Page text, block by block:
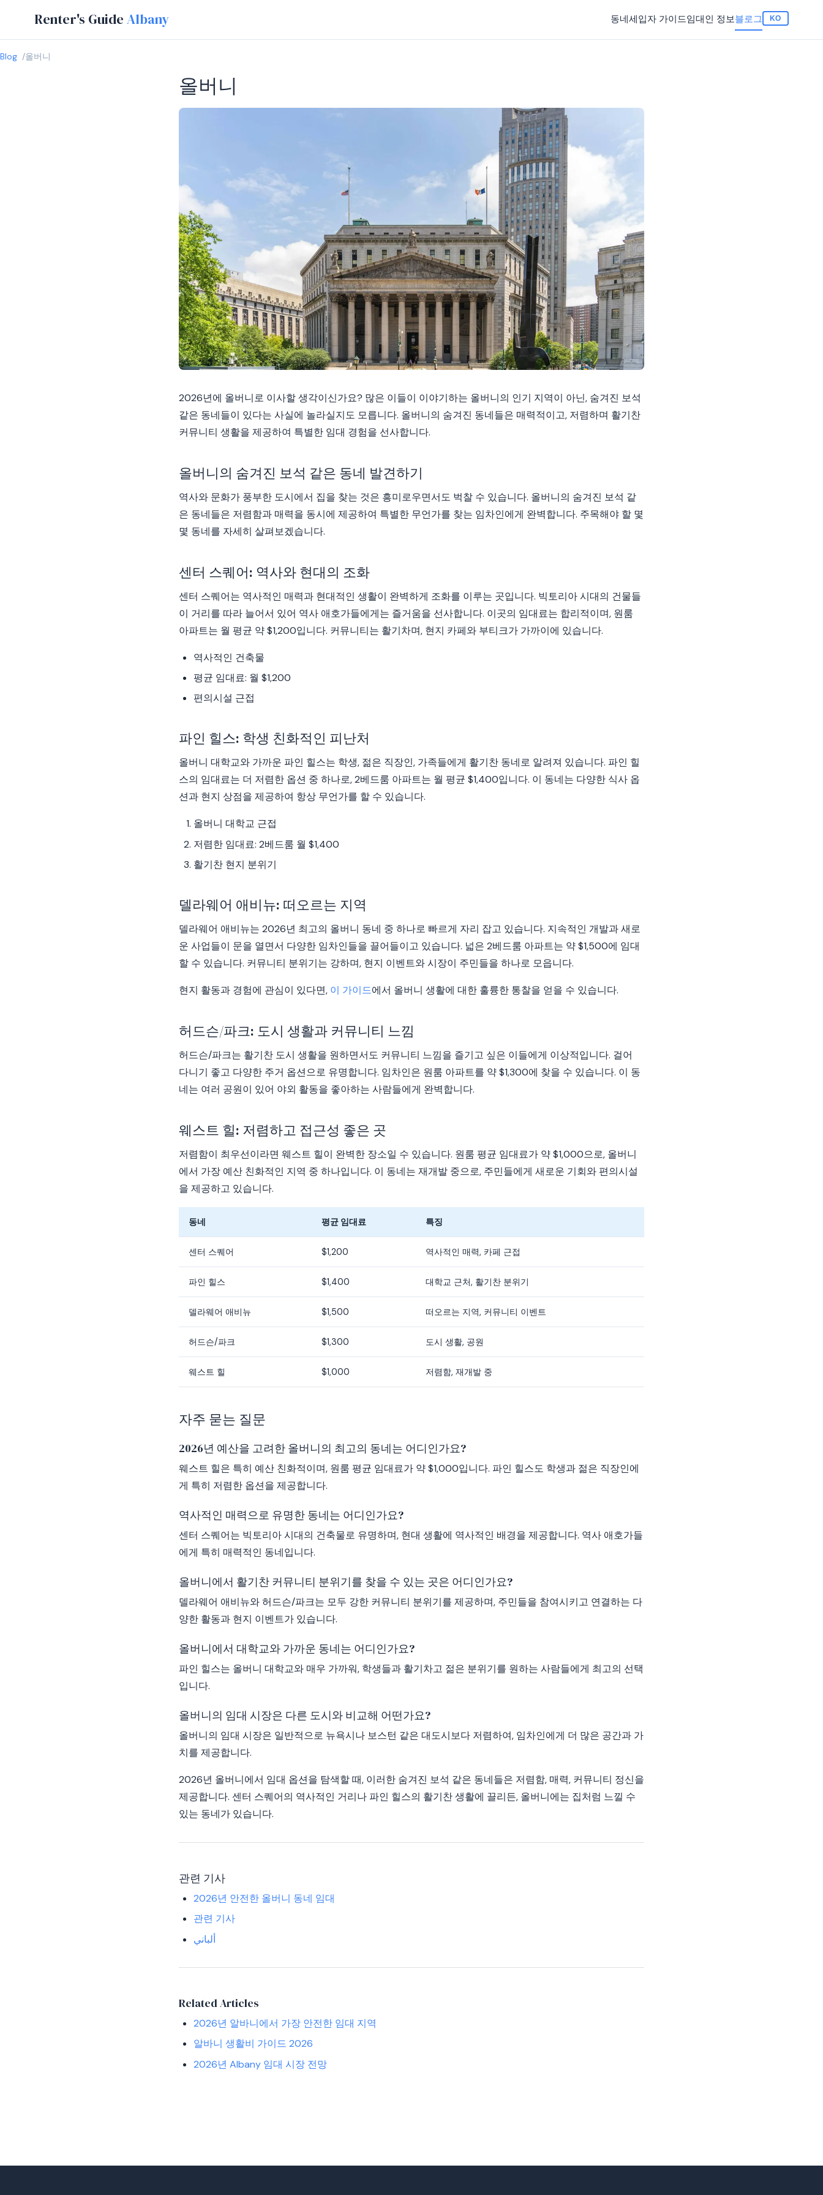
Renter's Guide Albany 동네세입자 가이드임대인 정보블로그 KO
Blog 올버니
올버니
2026년에 올버니로 이사할 생각이신가요? 많은 이들이 이야기하는 올버니의 인기 지역이 아닌, 숨겨진 보석
같은 동네들이 있다는 사실에 놀라실지도 모릅니다. 올버니의 숨겨진 동네들은 매력적이고, 저렴하며 활기찬
커뮤니티 생활을 제공하여 특별한 임대 경험을 선사합니다.
올버니의 숨겨진 보석 같은 동네 발견하기
역사와 문화가 풍부한 도시에서 집을 찾는 것은 흥미로우면서도 벅찰 수 있습니다. 올버니의 숨겨진 보석 같
은 동네들은 저렴함과 매력을 동시에 제공하여 특별한 무언가를 찾는 임차인에게 완벽합니다. 주목해야 할 몇
몇 동네를 자세히 살펴보겠습니다.
센터 스퀘어: 역사와 현대의 조화
센터 스퀘어는 역사적인 매력과 현대적인 생활이 완벽하게 조화를 이루는 곳입니다. 빅토리아 시대의 건물들
이 거리를 따라 늘어서 있어 역사 애호가들에게는 즐거움을 선사합니다. 이곳의 임대료는 합리적이며, 원룸
아파트는 월 평균 약 $1,200입니다. 커뮤니티는 활기차며, 현지 카페와 부티크가 가까이에 있습니다.
역사적인 건축물
평균 임대료: 월 $1,200
편의시설 근접
파인 힐스: 학생 친화적인 피난처
올버니 대학교와 가까운 파인 힐스는 학생, 젊은 직장인, 가족들에게 활기찬 동네로 알려져 있습니다. 파인 힐
스의 임대료는 더 저렴한 옵션 중 하나로, 2베드룸 아파트는 월 평균 $1,400입니다. 이 동네는 다양한 식사 옵
션과 현지 상점을 제공하여 항상 무언가를 할 수 있습니다.
올버니 대학교 근접
저렴한 임대료: 2베드룸 월 $1,400
활기찬 현지 분위기
델라웨어 애비뉴: 떠오르는 지역
델라웨어 애비뉴는 2026년 최고의 올버니 동네 중 하나로 빠르게 자리 잡고 있습니다. 지속적인 개발과 새로
운 사업들이 문을 열면서 다양한 임차인들을 끌어들이고 있습니다. 넓은 2베드룸 아파트는 약 $1,500에 임대
할 수 있습니다. 커뮤니티 분위기는 강하며, 현지 이벤트와 시장이 주민들을 하나로 모읍니다.
현지 활동과 경험에 관심이 있다면, 이 가이드에서 올버니 생활에 대한 훌륭한 통찰을 얻을 수 있습니다.
허드슨/파크: 도시 생활과 커뮤니티 느낌
허드슨/파크는 활기찬 도시 생활을 원하면서도 커뮤니티 느낌을 즐기고 싶은 이들에게 이상적입니다. 걸어
다니기 좋고 다양한 주거 옵션으로 유명합니다. 임차인은 원룸 아파트를 약 $1,300에 찾을 수 있습니다. 이 동
네는 여러 공원이 있어 야외 활동을 좋아하는 사람들에게 완벽합니다.
웨스트 힐: 저렴하고 접근성 좋은 곳
저렴함이 최우선이라면 웨스트 힐이 완벽한 장소일 수 있습니다. 원룸 평균 임대료가 약 $1,000으로, 올버니
에서 가장 예산 친화적인 지역 중 하나입니다. 이 동네는 재개발 중으로, 주민들에게 새로운 기회와 편의시설
을 제공하고 있습니다.
동네 평균 임대료 특징
센터 스퀘어 $1,200 역사적인 매력, 카페 근접
파인 힐스 $1,400 대학교 근처, 활기찬 분위기
델라웨어 애비뉴 $1,500 떠오르는 지역, 커뮤니티 이벤트
허드슨/파크 $1,300 도시 생활, 공원
웨스트 힐 $1,000 저렴함, 재개발 중
자주 묻는 질문
2026년 예산을 고려한 올버니의 최고의 동네는 어디인가요?
웨스트 힐은 특히 예산 친화적이며, 원룸 평균 임대료가 약 $1,000입니다. 파인 힐스도 학생과 젊은 직장인에
게 특히 저렴한 옵션을 제공합니다.
역사적인 매력으로 유명한 동네는 어디인가요?
센터 스퀘어는 빅토리아 시대의 건축물로 유명하며, 현대 생활에 역사적인 배경을 제공합니다. 역사 애호가들
에게 특히 매력적인 동네입니다.
올버니에서 활기찬 커뮤니티 분위기를 찾을 수 있는 곳은 어디인가요?
델라웨어 애비뉴와 허드슨/파크는 모두 강한 커뮤니티 분위기를 제공하며, 주민들을 참여시키고 연결하는 다
양한 활동과 현지 이벤트가 있습니다.
올버니에서 대학교와 가까운 동네는 어디인가요?
파인 힐스는 올버니 대학교와 매우 가까워, 학생들과 활기차고 젊은 분위기를 원하는 사람들에게 최고의 선택
입니다.
올버니의 임대 시장은 다른 도시와 비교해 어떤가요?
올버니의 임대 시장은 일반적으로 뉴욕시나 보스턴 같은 대도시보다 저렴하여, 임차인에게 더 많은 공간과 가
치를 제공합니다.
2026년 올버니에서 임대 옵션을 탐색할 때, 이러한 숨겨진 보석 같은 동네들은 저렴함, 매력, 커뮤니티 정신을
제공합니다. 센터 스퀘어의 역사적인 거리나 파인 힐스의 활기찬 생활에 끌리든, 올버니에는 집처럼 느낄 수
있는 동네가 있습니다.
관련 기사
2026년 안전한 올버니 동네 임대
관련 기사
ألباني
Related Articles
2026년 알바니에서 가장 안전한 임대 지역
알바니 생활비 가이드 2026
2026년 Albany 임대 시장 전망